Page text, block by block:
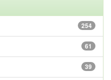
254
61
39